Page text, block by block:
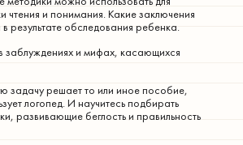
чтения и понимания. Какие заключения
в результате обследования ребенка.
заблуждениях и мифах, касающихся
задачу решает то или иное пособие,
логопед. И научитесь подбирать
развивающие беглость и правильность